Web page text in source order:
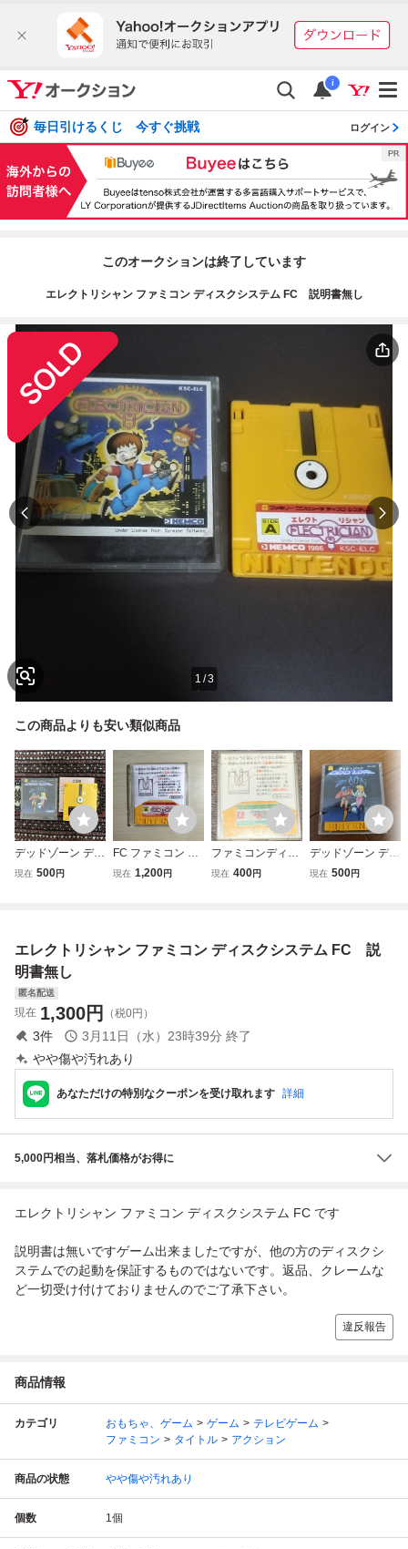
i
毎日引けるくじ 今すぐ挑戦 ログイン
このオークションは終了しています
エレクトリシャン ファミコン ディスクシステム FC 説明書無し
1 /3
この商品よりも安い類似商品
デッドゾーン ディ
スクシステム ファ
現在 500円
FC ファミコン デ
ィスクシステム デ
現在 1,200円
ファミコンディス
クシステム エキ
現在 400円
デッドゾーン ディ
スクシステム ファ
現在 500円
エレクトリシャン ファミコン ディスクシステム FC 説
明書無し
匿名配送
現在 1,300円 （税0円）
3件 3月11日（水）23時39分 終了
やや傷や汚れあり
あなただけの特別なクーポンを受け取れます 詳細
5,000円相当、落札価格がお得に
エレクトリシャン ファミコン ディスクシステム FC です
説明書は無いですゲーム出来ましたですが、他の方のディスクシ
ステムでの起動を保証するものではないです。返品、クレームな
ど一切受け付けておりませんのでご了承下さい。
違反報告
商品情報
カテゴリ おもちゃ、ゲーム ゲーム
テレビゲーム
ファミコン
タイトル アクション
商品の状態 やや傷や汚れあり
個数 1個